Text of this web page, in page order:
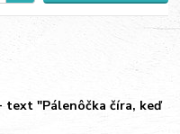
text "Pálenôčka číra, keď